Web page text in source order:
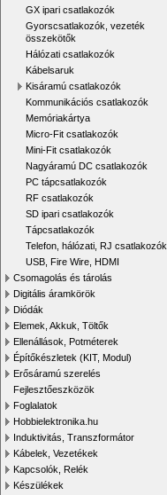
GX ipari csatlakozók
Gyorscsatlakozók, vezeték
összekötők
Hálózati csatlakozók
Kábelsaruk
Kisáramú csatlakozók
Kommunikációs csatlakozók
Memóriakártya
Micro-Fit csatlakozók
Mini-Fit csatlakozók
Nagyáramú DC csatlakozók
PC tápcsatlakozók
RF csatlakozók
SD ipari csatlakozók
Tápcsatlakozók
Telefon, hálózati, RJ csatlakozók
USB, Fire Wire, HDMI
Csomagolás és tárolás
Digitális áramkörök
Diódák
Elemek, Akkuk, Töltők
Ellenállások, Potméterek
Építőkészletek (KIT, Modul)
Erősáramú szerelés
Fejlesztőeszközök
Foglalatok
Hobbielektronika.hu
Induktivitás, Transzformátor
Kábelek, Vezetékek
Kapcsolók, Relék
Készülékek